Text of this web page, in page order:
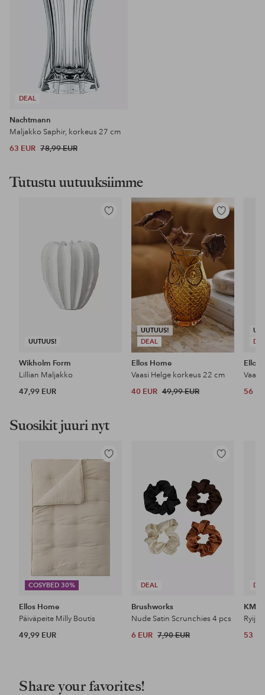
DEAL
Nachtmann
Maljakko Saphir, korkeus 27 cm
63 EUR 78,99 EUR
Tutustu uutuuksiimme
UUTUUS!
Lisää
suosikkeihin
Wikholm Form
Lillian Maljakko
47,99 EUR
UUTUUS!
DEAL
Lisää
Ellos Home
Vaasi Helge korkeus 22 cm
40 EUR 49,99 EUR
Ellos
56
Suosikit juuri nyt
COSYBED 30%
Lisää
Ellos Home
Päiväpeite Milly Boutis
49,99 EUR
DEAL
Lisää
Brushworks
Nude Satin Scrunchies 4 pcs
6 EUR 7,90 EUR
KM
53
Share your favorites!